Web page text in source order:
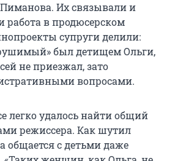
Их связывали и
работа в продюсерском
супруги делили:
был детищем Ольги,
не приезжал, зато
вопросами.
легко удалось найти общий
режиссера. Как шутил
общается с детьми даже